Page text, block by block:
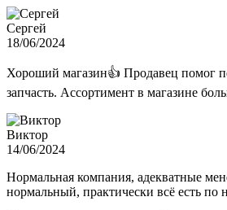
Сергей
18/06/2024
Хороший магазин👍 Продавец помог
запчасть. Ассортимент в магазине
Виктор
14/06/2024
Нормальная компания, адекватные
нормальный, практически всё есть по